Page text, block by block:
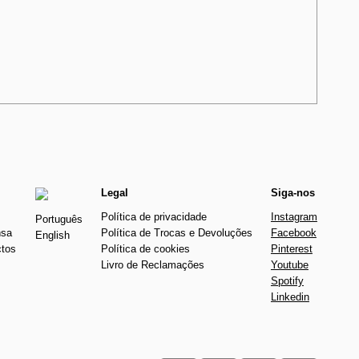
Português
English
Legal
Política de privacidade
Política de Trocas e Devoluções
Política de cookies
Livro de Reclamações
Siga-nos
Instagram
Facebook
Pinterest
Youtube
Spotify
Linkedin